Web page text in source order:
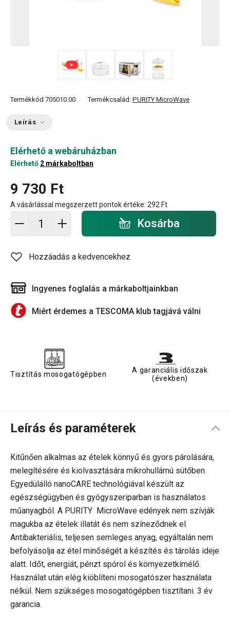
Termékkód 705010.00 Termékcsalád: PURITY MicroWave
Leírás
Elérhető a webáruházban
Elérhető 2 márkaboltban
9 730 Ft
A vásárlással megszerzett pontok értéke: 292 Ft
Kosárba - mennyiség Kosárba
Hozzáadás a kedvencekhez
Ingyenes foglalás a márkaboltjainkban
Miért érdemes a TESCOMA klub tagjává válni
Tisztítás mosogatógépben
A garanciális időszak
(években)
Leírás és paraméterek
Kitűnően alkalmas az ételek könnyű és gyors párolására,
melegítésére és kiolvasztására mikrohullámú sütőben.
Egyedülálló nanoCARE technológiával készült az
egészségügyben és gyógyszeriparban is használatos
műanyagból. A PURITY MicroWave edények nem szívják
magukba az ételek illatát és nem színeződnek el.
Antibakteriális, teljesen semleges anyag, egyáltalán nem
befolyásolja az étel minőségét a készítés és tárolás ideje
alatt. Időt, energiát, pénzt spórol és környezetkímélő.
Használat után elég kiöblíteni mosogatószer használata
nélkül. Nem szükséges mosogatógépben tisztítani. 3 év
garancia.